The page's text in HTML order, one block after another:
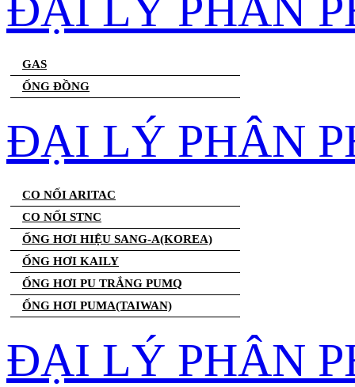
GAS
ỐNG ĐỒNG
ĐẠI LÝ PHÂN
CO NỐI ARITAC
CO NỐI STNC
ỐNG HƠI HIỆU SANG-A(KOREA)
ỐNG HƠI KAILY
ỐNG HƠI PU TRẮNG PUMQ
ỐNG HƠI PUMA(TAIWAN)
ĐẠI LÝ PHÂN